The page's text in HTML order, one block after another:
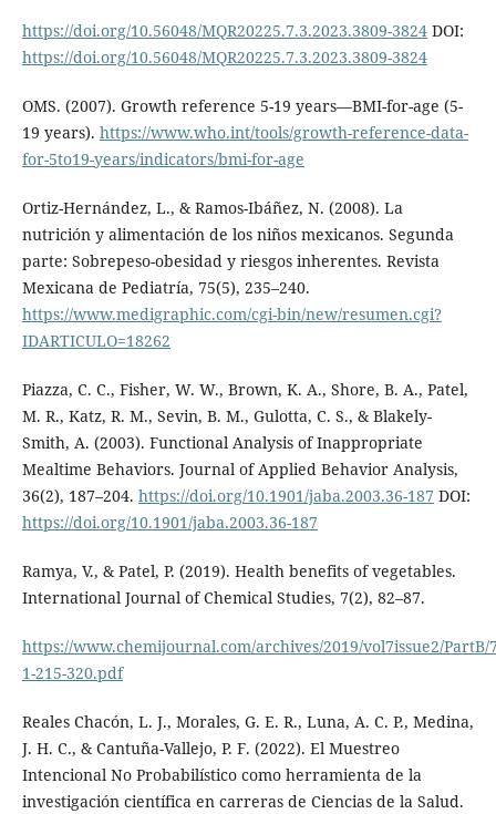
https://doi.org/10.56048/MQR20225.7.3.2023.3809-3824DOI:
https://doi.org/10.56048/MQR20225.7.3.2023.3809-3824
OMS. (2007). Growth reference 5-19 years—BMI-for-age (5-
19 years). https://www.who.int/tools/growth-reference-data-
for-5to19-years/indicators/bmi-for-age
Ortiz-Hernández, L., & Ramos-Ibáñez, N. (2008). La
nutrición y alimentación de los niños mexicanos. Segunda
parte: Sobrepeso-obesidad y riesgos inherentes. Revista
Mexicana de Pediatría, 75(5), 235–240.
https://www.medigraphic.com/cgi-bin/new/resumen.cgi?
IDARTICULO=18262
Piazza, C. C., Fisher, W. W., Brown, K. A., Shore, B. A., Patel,
M. R., Katz, R. M., Sevin, B. M., Gulotta, C. S., & Blakely-
Smith, A. (2003). Functional Analysis of Inappropriate
Mealtime Behaviors. Journal of Applied Behavior Analysis,
36(2), 187–204. https://doi.org/10.1901/jaba.2003.36-187 DOI:
https://doi.org/10.1901/jaba.2003.36-187
Ramya, V., & Patel, P. (2019). Health benefits of vegetables.
International Journal of Chemical Studies, 7(2), 82–87.
https://www.chemijournal.com/archives/2019/vol7issue2/PartB/
1-215-320.pdf
Reales Chacón, L. J., Morales, G. E. R., Luna, A. C. P., Medina,
J. H. C., & Cantuña-Vallejo, P. F. (2022). El Muestreo
Intencional No Probabilístico como herramienta de la
investigación científica en carreras de Ciencias de la Salud.